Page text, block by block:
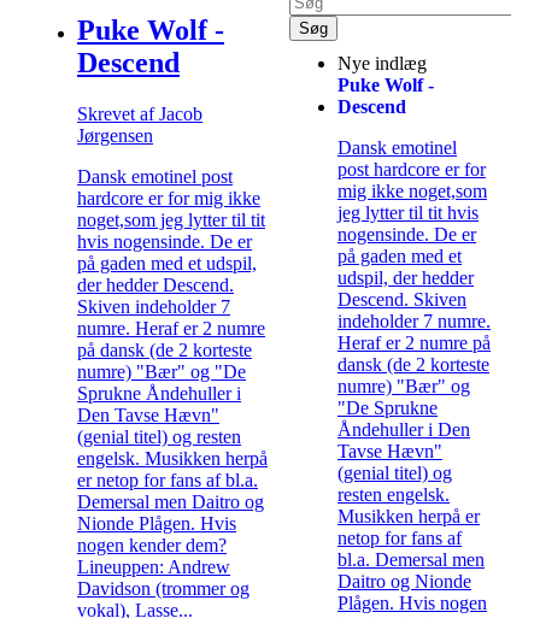
Puke Wolf -
Descend
Skrevet af Jacob
Jørgensen
Dansk emotinel post
hardcore er for mig ikke
noget,som jeg lytter til tit
hvis nogensinde. De er
på gaden med et udspil,
der hedder Descend.
Skiven indeholder 7
numre. Heraf er 2 numre
på dansk (de 2 korteste
numre) "Bær" og "De
Sprukne Åndehuller i
Den Tavse Hævn"
(genial titel) og resten
engelsk. Musikken herpå
er netop for fans af bl.a.
Demersal men Daitro og
Nionde Plågen. Hvis
nogen kender dem?
Lineuppen: Andrew
Davidson (trommer og
vokal), Lasse...
Nye indlæg
Puke Wolf -
Descend
Dansk emotinel
post hardcore er for
mig ikke noget,som
jeg lytter til tit hvis
nogensinde. De er
på gaden med et
udspil, der hedder
Descend. Skiven
indeholder 7 numre.
Heraf er 2 numre på
dansk (de 2 korteste
numre) "Bær" og
"De Sprukne
Åndehuller i Den
Tavse Hævn"
(genial titel) og
resten engelsk.
Musikken herpå er
netop for fans af
bl.a. Demersal men
Daitro og Nionde
Plågen. Hvis nogen